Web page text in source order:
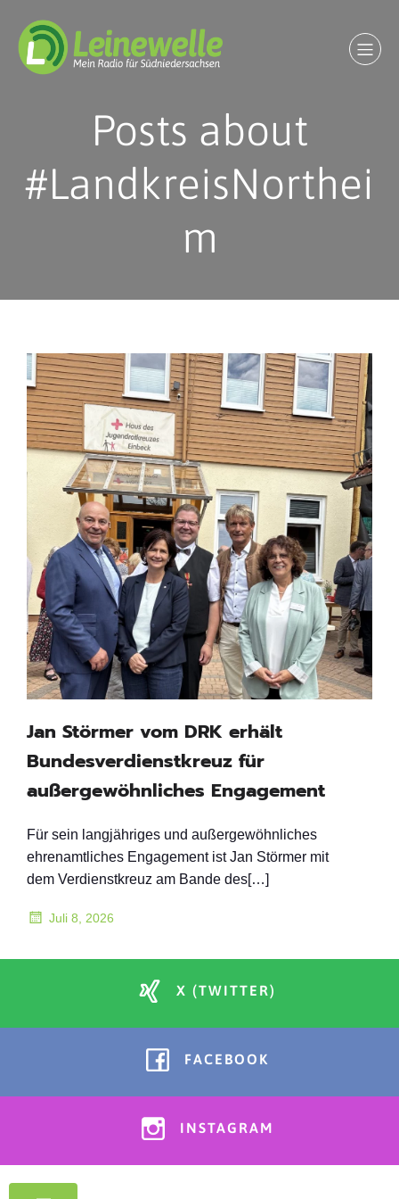
Posts about
#LandkreisNorthei
m
Jan Störmer vom DRK erhält
Bundesverdienstkreuz für
außergewöhnliches Engagement
Für sein langjähriges und außergewöhnliches
ehrenamtliches Engagement ist Jan Störmer mit
dem Verdienstkreuz am Bande des[…]
Juli 8, 2026
X (TWITTER)
FACEBOOK
INSTAGRAM